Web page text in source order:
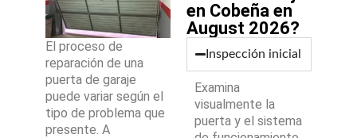
El proceso de
reparación de una
puerta de garaje
puede variar según el
tipo de problema que
presente. A
en Cobeña en
August 2026?
Inspección inicial
Examina
visualmente la
puerta y el sistema